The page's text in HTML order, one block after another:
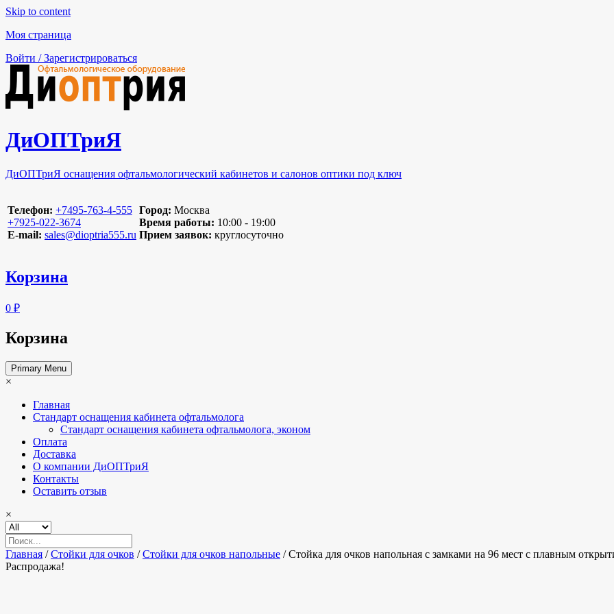
Skip to content
Моя страница
Войти / Зарегистрироваться
ДиОПТриЯ
ДиОПТриЯ оснащения офтальмологический кабинетов и салонов оптики под ключ
Телефон: ‪+7495-763-4-555‬
‪+7925-022-3674‬
E-mail: sales@dioptria555.ru
Город: Москва
Время работы: 10:00 - 19:00
Прием заявок: круглосуточно
Корзина
0 ₽
Корзина
Primary Menu
×
Главная
Стандарт оснащения кабинета офтальмолога
Стандарт оснащения кабинета офтальмолога, эконом
Оплата
Доставка
О компании ДиОПТриЯ
Контакты
Оставить отзыв
×
Главная /Стойки для очков /Стойки для очков напольные / Стойка для очков напольная с замками на 96 мест с плавным
Распродажа!